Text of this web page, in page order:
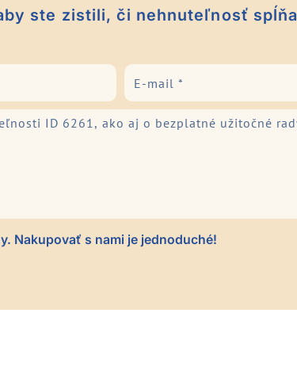
ste zistili, či nehnuteľnosť spĺňa
Nakupovať s nami je jednoduché!